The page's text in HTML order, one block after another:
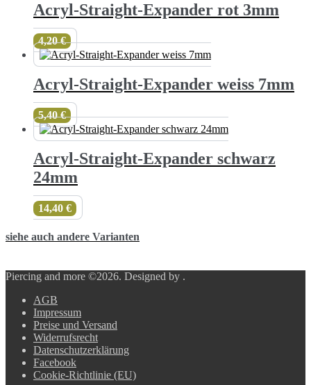
Acryl-Straight-Expander rot 3mm
4,20€
Acryl-Straight-Expander weiss 7mm
5,40€
Acryl-Straight-Expander schwarz
24mm
14,40 €
siehe auch andere Varianten
Piercing and more ©2026. Designed by .
AGB
Impressum
Preise und Versand
Widerrufsrecht
Datenschutzerklärung
Facebook
Cookie-Richtlinie (EU)